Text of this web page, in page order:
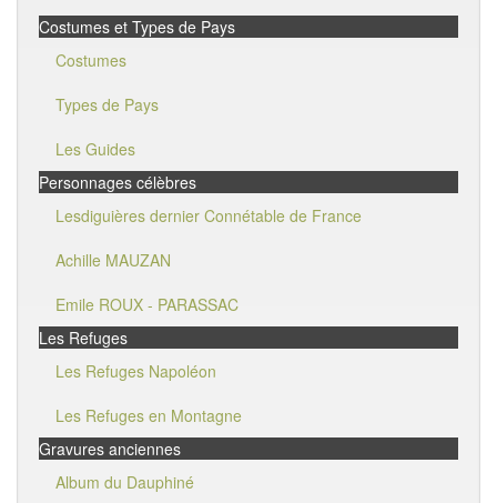
Costumes et Types de Pays
Costumes
Types de Pays
Les Guides
Personnages célèbres
Lesdiguières dernier Connétable de France
Achille MAUZAN
Emile ROUX - PARASSAC
Les Refuges
Les Refuges Napoléon
Les Refuges en Montagne
Gravures anciennes
Album du Dauphiné